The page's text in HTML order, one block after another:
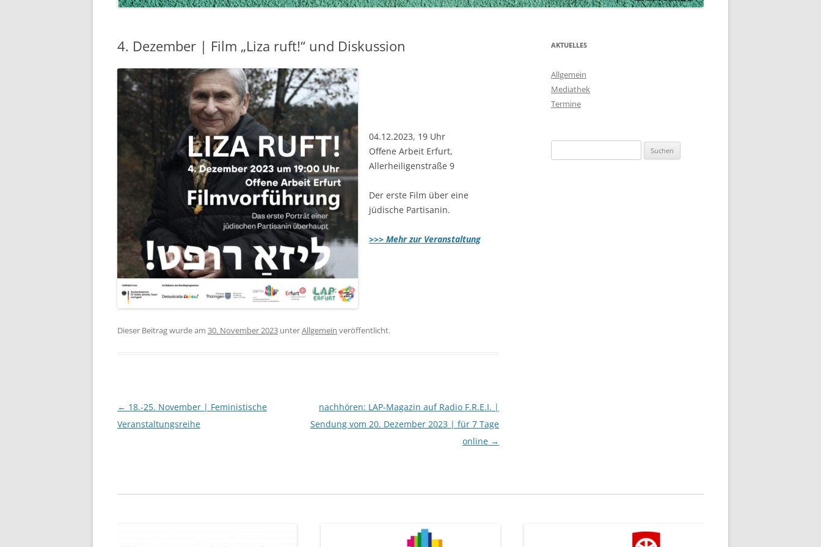
4. Dezember | Film „Liza ruft!“ und Diskussion
04.12.2023, 19 Uhr
Offene Arbeit Erfurt,
Allerheiligenstraße 9
Der erste Film über eine
jüdische Partisanin.
>>> Mehr zur Veranstaltung
Dieser Beitrag wurde am 30. November 2023 unterAllgemein veröffentlicht.
Beitragsnavigation
← 18.-25. November | Feministische
Veranstaltungsreihe
nachhören: LAP-Magazin auf Radio F.R.E.I. |
Sendung vom 20. Dezember 2023 | für 7 Tage
online →
AKTUELLES
Allgemein
Mediathek
Termine
nach: